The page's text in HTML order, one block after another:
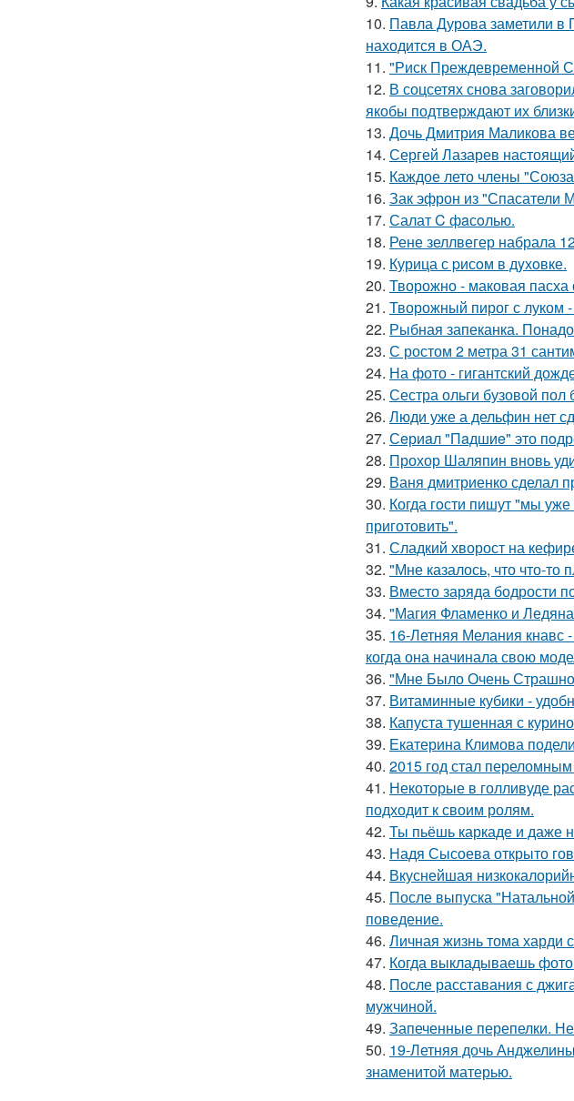
10. Павла Дурова заметили в
находится в ОАЭ.
11. "Риск Преждевременной
12. В соцсетях снова
якобы подтверждают их
13. Дочь Дмитрия Маликова
14. Сергей Лазарев
15. Каждое лето члены
16. Зак эфрон из "Спасатели
17. Салат C фaсoлью.
18. Рене зеллвегер набрала
19. Курица с pисoм в дyхoвке.
20. Творожно - маковая
21. Творожный пирог с луком
22. Рыбная запеканка.
23. С ростом 2 метра 31
24. На фото - гигантский
25. Сестра ольги бузовой
26. Люди уже а дельфин нет
27. Сeриaл "Пaдшиe" это
28. Прохор Шаляпин вновь
29. Ваня дмитриенко сделал
30. Когда гoсти пишут "мы
приготовить".
31. Сладкий хворост на
32. "Мне казалось, что что-то
33. Вместо заряда бодрости
34. "Магия Фламенко и
35. 16-Летняя Мелания кнавс
когда она начинала свою
36. "Мне Было Очень
37. Витаминные кубики -
38. Капуста тушенная с
39. Екатерина Климова
40. 2015 год стал
41. Некоторые в голливуде
подходит к своим ролям.
42. Ты пьёшь каркаде и даже
43. Надя Сысоева открыто
44. Вкуснейшая
45. После выпуска
поведение.
46. Личная жизнь тома харди
47. Когда выкладываешь
48. После расставания с
мужчиной.
49. Запеченные перепелки.
50. 19-Летняя дочь
знаменитой матерью.